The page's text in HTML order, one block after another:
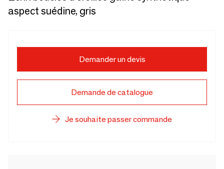
aspect suédine, gris
Demander un devis
Demande de catalogue
Je souhaite passer commande